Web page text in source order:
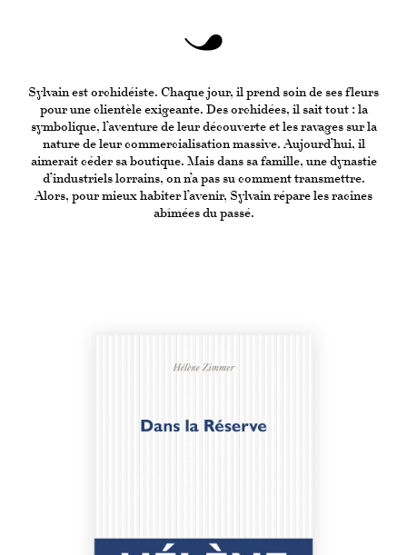
Sylvain est orchidéiste. Chaque jour, il prend soin de ses fleurs
pour une clientèle exigeante. Des orchidées, il sait tout : la
symbolique, l’aventure de leur découverte et les ravages sur la
nature de leur commercialisation massive. Aujourd’hui, il
aimerait céder sa boutique. Mais dans sa famille, une dynastie
d’industriels lorrains, on n’a pas su comment transmettre.
Alors, pour mieux habiter l’avenir, Sylvain répare les racines
abîmées du passé.